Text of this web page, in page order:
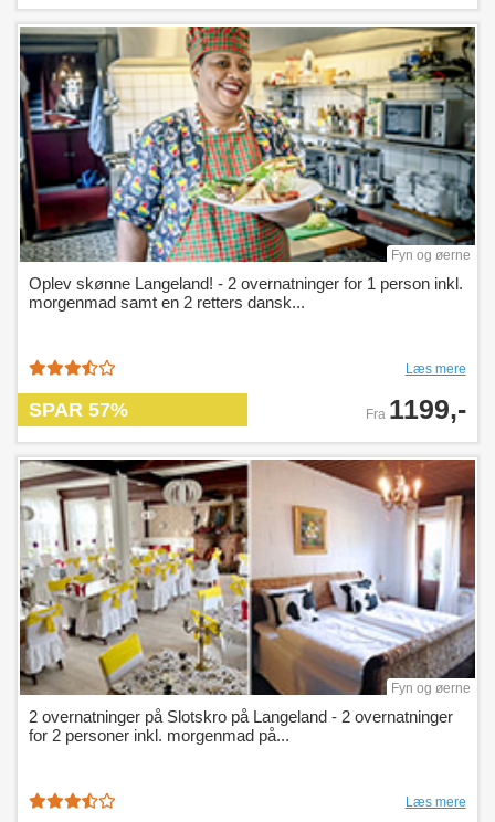
Fyn og øerne
Oplev skønne Langeland! - 2 overnatninger for 1 person inkl.
morgenmad samt en 2 retters dansk...
Læs mere
SPAR 57% Fra 1199,-
Fyn og øerne
2 overnatninger på Slotskro på Langeland - 2 overnatninger
for 2 personer inkl. morgenmad på...
Læs mere